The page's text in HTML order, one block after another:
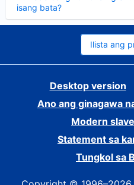
isang bata?
sagot
Ilista ang
Desktop version
Ano ang ginagawa
Modern
Statement sa
Tungkol sa